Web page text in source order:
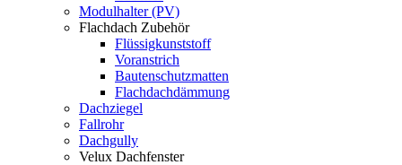
Modulhalter (PV)
Flachdach Zubehör
Flüssigkunststoff
Voranstrich
Bautenschutzmatten
Flachdachdämmung
Dachziegel
Fallrohr
Dachgully
Velux Dachfenster